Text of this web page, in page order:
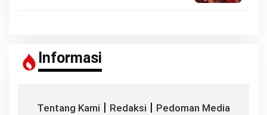
Informasi
Tentang Kami | Redaksi | Pedoman Media